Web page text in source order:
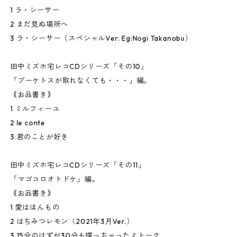
1 ラ・シーサー
2 まだ見ぬ場所へ
3 ラ・シーサー（スペシャルVer. Eg:Nogi Takanobu）
田中ミズホ宅レコCDシリーズ「その10」
「ブーケトスが取れなくても・・・」編。
｟お品書き｠
1 ミルフィーユ
2 le conte
3 君のことが好き
田中ミズホ宅レコCDシリーズ「その11」
「マゴコロオトドケ」編。
｟お品書き｠
1 愛はほんもの
2 はちみつレモン（2021年3月Ver.）